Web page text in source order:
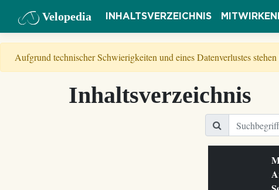
Velopedia INHALTSVERZEICHNIS
Aufgrund technischer Schwierigkeiten und eines Datenverlustes
Inhaltsverzeichnis